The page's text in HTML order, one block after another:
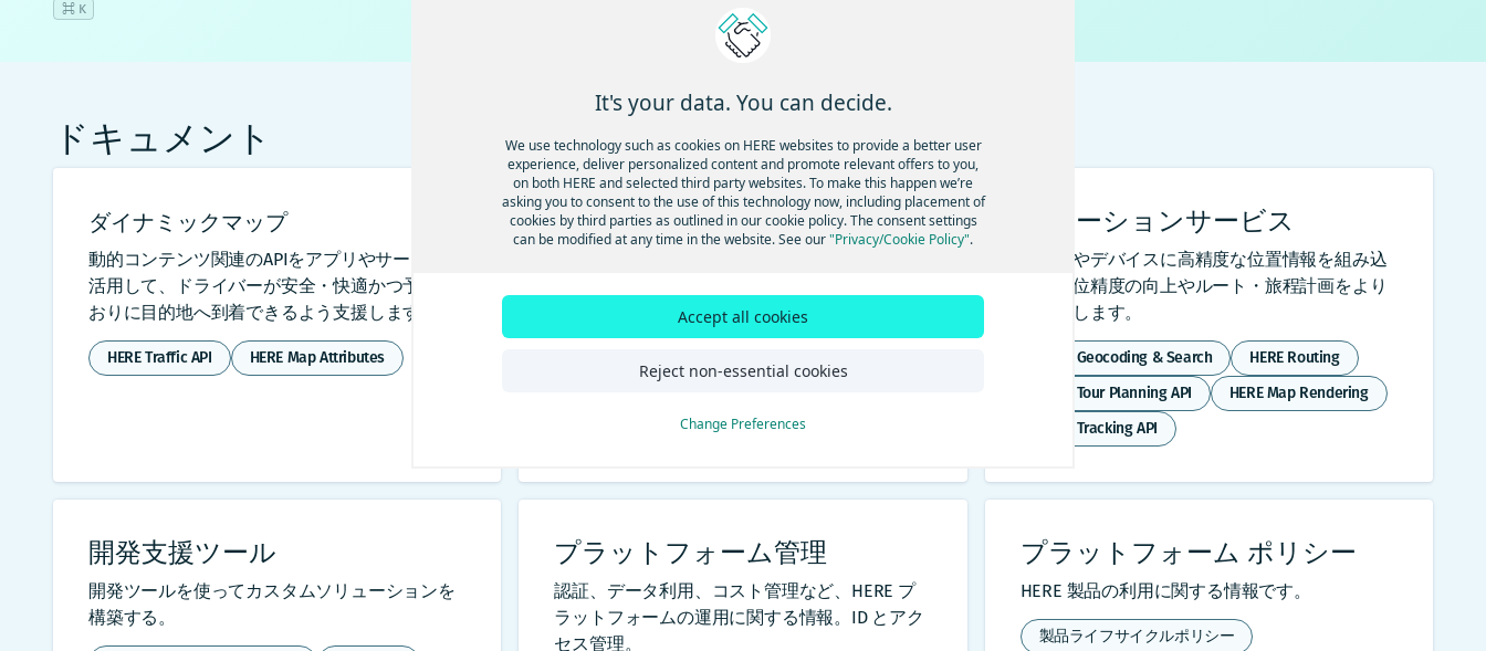
⌘ K
ドキュメント
ダイナミックマップ
動的コンテンツ関連のAPIをアプリやサービスに
活用して、ドライバーが安全・快適かつ予定ど
おりに目的地へ到着できるよう支援します。
HERE Traffic API HERE Map Attributes
地図とデータ
高い地図やカスタムレイヤーを構築できます。
ロケーションサービス
アプリやデバイスに高精度な位置情報を組み込
み、測位精度の向上やルート・旅程計画をより
簡単にします。
HERE Geocoding & Search
HERE Routing
HERE Tour Planning API
HERE Map Rendering
HERE Tracking API
開発支援ツール
開発ツールを使ってカスタムソリューションを
構築する。
プラットフォーム管理
認証、データ利用、コスト管理など、HERE プ
ラットフォームの運用に関する情報。ID とアク
セス管理。
プラットフォーム ポリシー
HERE 製品の利用に関する情報です。
製品ライフサイクルポリシー
It's your data. You can decide.
We use technology such as cookies on HERE websites to provide a better user
experience, deliver personalized content and promote relevant offers to you,
on both HERE and selected third party websites. To make this happen we’re
asking you to consent to the use of this technology now, including placement of
cookies by third parties as outlined in our cookie policy. The consent settings
can be modified at any time in the website. See our"Privacy/Cookie Policy".
Accept all cookies
Reject non-essential cookies
Change Preferences